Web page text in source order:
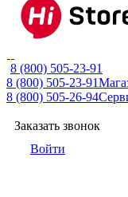
8 (800) 505-23-91
8 (800) 505-23-91
8 (800) 505-26-94
Заказать звонок
Войти